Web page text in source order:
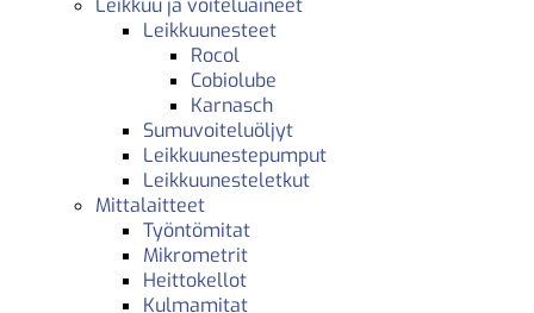
Leikkuu ja voiteluaineet
Leikkuunesteet
Rocol
Cobiolube
Karnasch
Sumuvoiteluöljyt
Leikkuunestepumput
Leikkuunesteletkut
Mittalaitteet
Työntömitat
Mikrometrit
Heittokellot
Kulmamitat